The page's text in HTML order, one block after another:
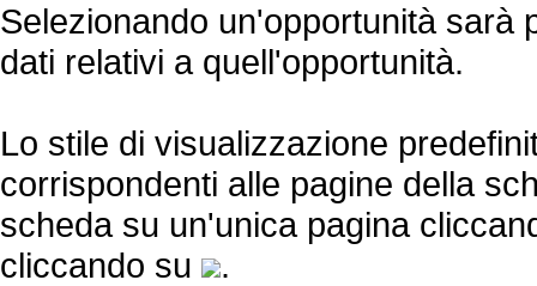
Selezionando un'opportunità sarà
dati relativi a quell'opportunità.
Lo stile di visualizzazione
corrispondenti alle pagine della
scheda su un'unica pagina
cliccando su
.